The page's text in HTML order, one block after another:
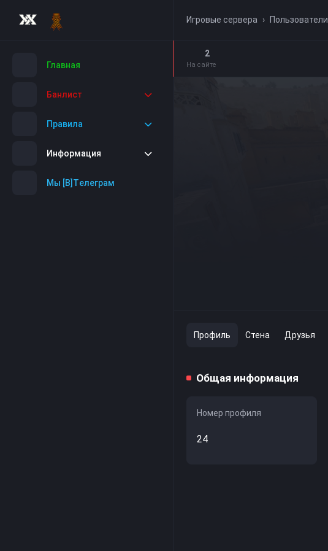
Игровые сервера › Пользователи
Главная
Банлист
Правила
Информация
Мы [B]Tелеграм
2
На сайте
Профиль Стена Друзья
Общая информация
Номер профиля
24